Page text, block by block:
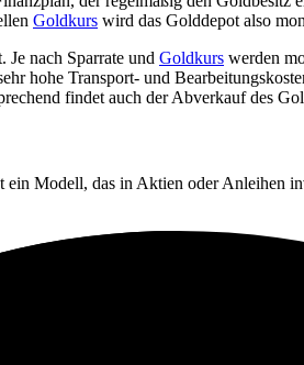
Goldkurs wird das Golddepot also
nach Sparrate und Goldkurs werden
hohe Transport- und
findet auch der Abverkauf des
Modell, das in Aktien oder Anleihen